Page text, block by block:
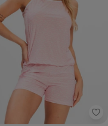
- Pijama